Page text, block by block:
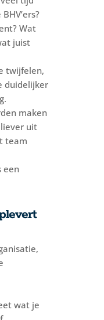
Wat
juist
twijfelen,
duidelijker
maken
uit
team
een
wat je